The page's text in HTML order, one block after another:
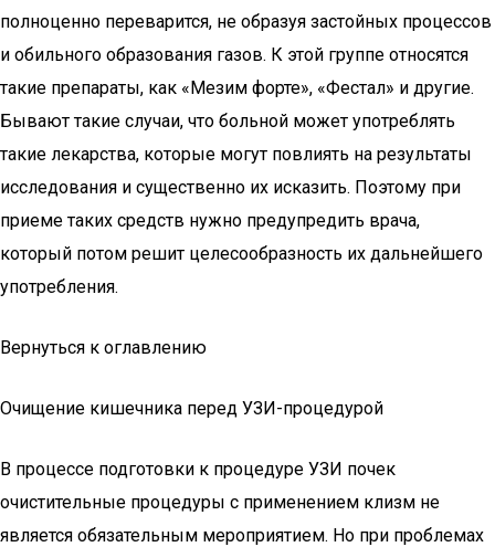
полноценно переварится, не образуя застойных процессов
и обильного образования газов. К этой группе относятся
такие препараты, как «Мезим форте», «Фестал» и другие.
Бывают такие случаи, что больной может употреблять
такие лекарства, которые могут повлиять на результаты
исследования и существенно их исказить. Поэтому при
приеме таких средств нужно предупредить врача,
который потом решит целесообразность их дальнейшего
употребления.
Вернуться к оглавлению
Очищение кишечника перед УЗИ-процедурой
В процессе подготовки к процедуре УЗИ почек
очистительные процедуры с применением клизм не
является обязательным мероприятием. Но при проблемах